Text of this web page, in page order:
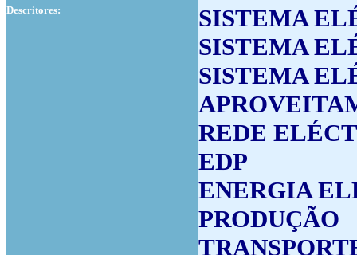
Descritores:
SISTEMA
SISTEMA
SISTEMA
REDE
EDP
ENERGIA
PRODUÇÃO